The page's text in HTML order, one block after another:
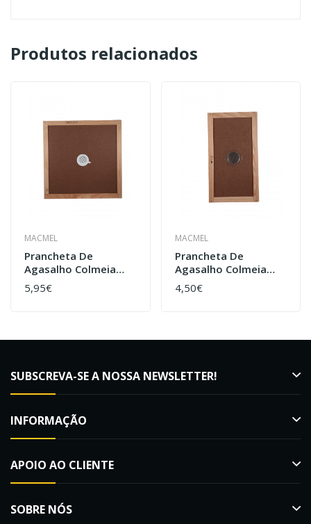
Produtos relacionados
MACMEL
Prancheta De
Agasalho Colmeia
Lusitana / Reversível
5,95€
MACMEL
Prancheta De
Agasalho Colmeia
Núcleo Lusitana/
Reversível
4,50€
SUBSCREVA-SE A NOSSA NEWSLETTER!
INFORMAÇÃO
APOIO AO CLIENTE
SOBRE NÓS